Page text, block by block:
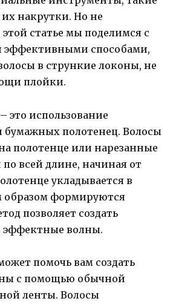
накрутки. Но не
этой статье мы поделимся с
эффективными способами,
в стрункие локоны, не
плойки.
это использование
бумажных полотенец. Волосы
полотенце или нарезанные
всей длине, начиная от
укладывается в
образом формируются
позволяет создать
эффектные волны.
помочь вам создать
с помощью обычной
ленты. Волосы